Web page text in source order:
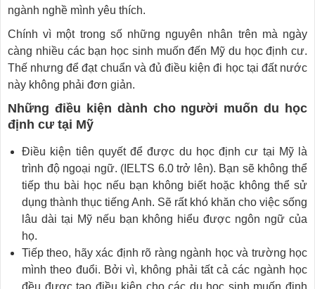
ngành nghề mình yêu thích.
Chính vì một trong số những nguyên nhân trên mà ngày
càng nhiều các bạn học sinh muốn đến Mỹ du học định cư.
Thế nhưng để đạt chuẩn và đủ điều kiện đi học tại đất nước
này không phải đơn giản.
Những điều kiện dành cho người muốn du học
định cư tại Mỹ
Điều kiện tiên quyết để được du học định cư tại Mỹ là
trình độ ngoại ngữ. (IELTS 6.0 trở lên). Bạn sẽ không thể
tiếp thu bài học nếu bạn không biết hoặc không thể sử
dụng thành thục tiếng Anh. Sẽ rất khó khăn cho việc sống
lâu dài tại Mỹ nếu bạn không hiểu được ngôn ngữ của
họ.
Tiếp theo, hãy xác định rõ ràng ngành học và trường học
mình theo đuổi. Bởi vì, không phải tất cả các ngành học
đều được tạo điều kiện cho các du học sinh muốn định